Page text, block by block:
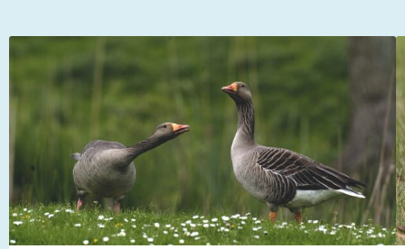
Evaluatie
ganzenfoerageergebieden:
effect
verschilt
per
provincie
je